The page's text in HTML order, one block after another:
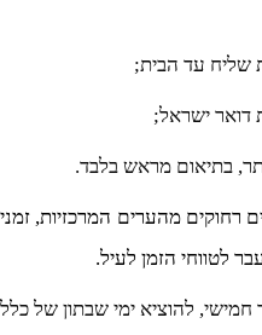
בתיאום מראש בלבד.
רחוקים מהערים המרכזיות, זמני
לטווחי הזמן לעיל.
חמישי, להוציא ימי שבתון של כלל